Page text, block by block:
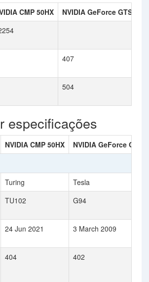
CMP 50HX
NVIDIA GeForce GTS
407
504
especificações
NVIDIA CMP 50HX NVIDIA GeForce GTS
Turing
Tesla
TU102 G94
24 Jun 2021 3 March 2009
404 402